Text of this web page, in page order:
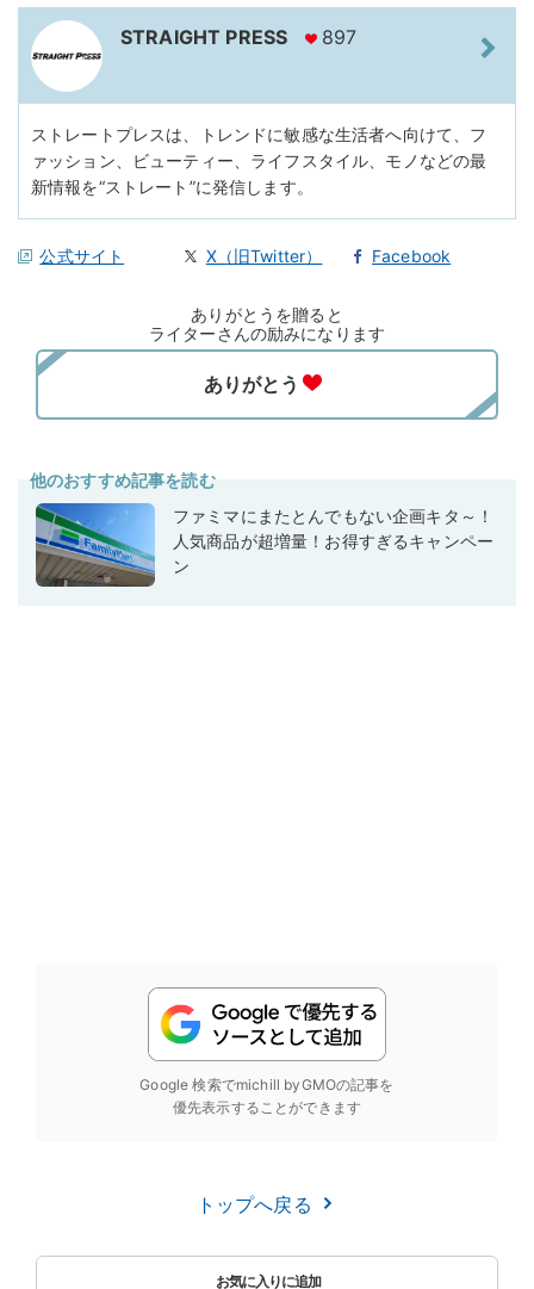
STRAIGHT PRESS 897
ストレートプレスは、トレンドに敏感な生活者へ向けて、フ
ァッション、ビューティー、ライフスタイル、モノなどの最
新情報を“ストレート”に発信します。
公式サイト X（旧Twitter） Facebook
ありがとうを贈ると
ライターさんの励みになります
他のおすすめ記事を読む
ファミマにまたとんでもない企画キタ～！
人気商品が超増量！お得すぎるキャンペー
ン
Google 検索でmichill byGMOの記事を
優先表示することができます
トップへ戻る